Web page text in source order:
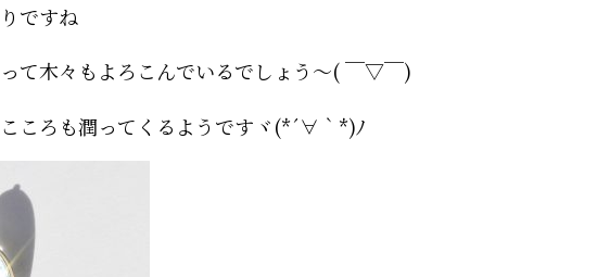
ですね
て木々もよろこんでいるでしょう～( ￣▽￣)
ころも潤ってくるようですヾ(*´∀｀*)ﾉ